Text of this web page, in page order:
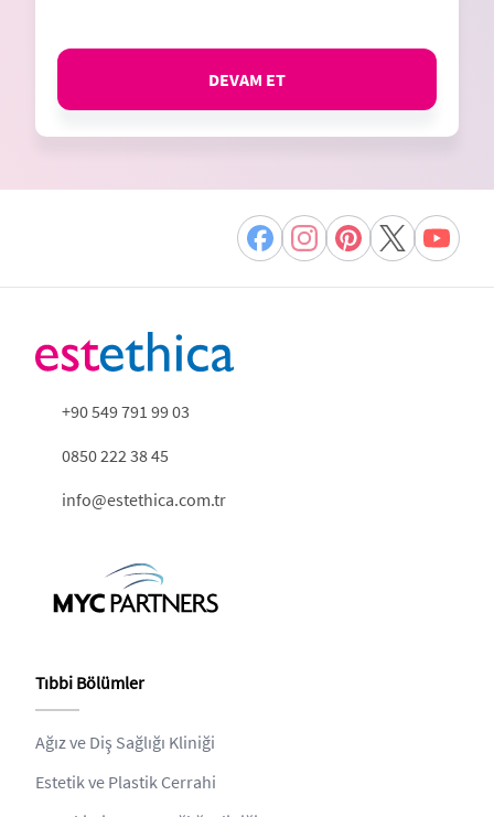
DEVAM ET
+90 549 791 99 03
0850 222 38 45
info@estethica.com.tr
Tıbbi Bölümler
Ağız ve Diş Sağlığı Kliniği
Estetik ve Plastik Cerrahi